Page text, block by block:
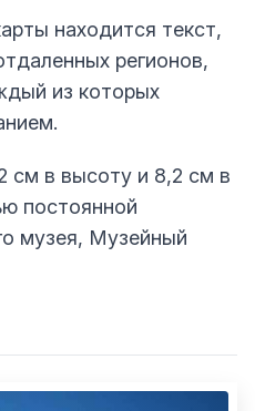
находится текст,
регионов,
из которых
см в высоту и 8,2 см в
постоянной
музея, Музейный